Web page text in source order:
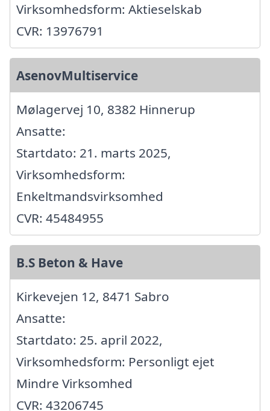
Virksomhedsform: Aktieselskab
CVR: 13976791
AsenovMultiservice
Mølagervej 10, 8382 Hinnerup
Ansatte:
Startdato: 21. marts 2025,
Virksomhedsform:
Enkeltmandsvirksomhed
CVR: 45484955
B.S Beton & Have
Kirkevejen 12, 8471 Sabro
Ansatte:
Startdato: 25. april 2022,
Virksomhedsform: Personligt ejet
Mindre Virksomhed
CVR: 43206745